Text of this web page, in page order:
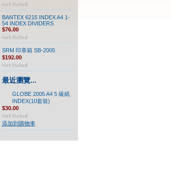
BANTEX 6215 INDEX A4 1-
54 INDEX DIVIDERS
$76.00
SRM 印章箱 SB-2005
$192.00
最近瀏覽...
GLOBE 2005 A4 5 級紙
INDEX(10套裝)
$30.00
添加到購物車